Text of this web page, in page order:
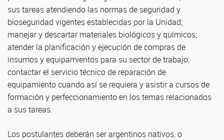
sus tareas atendiendo las normas de seguridad y
bioseguridad vigentes establecidas por la Unidad;
manejar y descartar materiales biológicos y químicos;
atender la planificación y ejecución de compras de
insumos y equipamientos para su sector de trabajo;
contactar el servicio técnico de reparación de
equipamiento cuando así se requiera y asistir a cursos de
formación y perfeccionamiento en los temas relacionados
a sus tareas.
Los postulantes deberán ser argentinos nativos, o